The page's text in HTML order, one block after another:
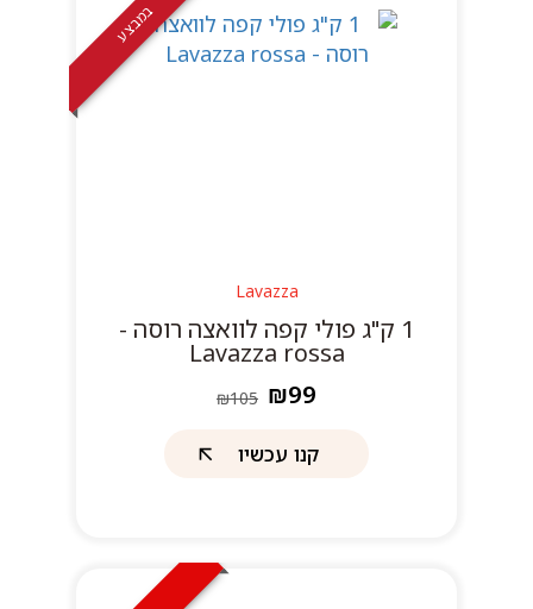
במבצע
Lavazza
1 ק"ג פולי קפה לוואצה רוסה -
Lavazza rossa
₪99
₪105
קנו עכשיו